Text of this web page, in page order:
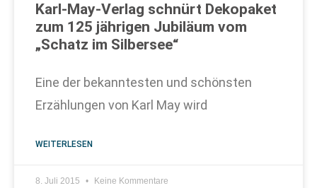
Karl-May-Verlag schnürt Dekopaket
zum 125 jährigen Jubiläum vom
„Schatz im Silbersee“
Eine der bekanntesten und schönsten
Erzählungen von Karl May wird
WEITERLESEN
8. Juli 2015 Keine Kommentare